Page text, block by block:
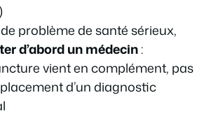
problème de santé sérieux,
d’abord un médecin:
vient en complément, pas
d’un diagnostic